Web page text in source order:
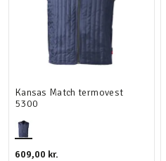
Kansas Match termovest
5300
609,00 kr.